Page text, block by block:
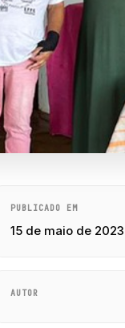
PUBLICADO EM
15 de maio de 2023
AUTOR